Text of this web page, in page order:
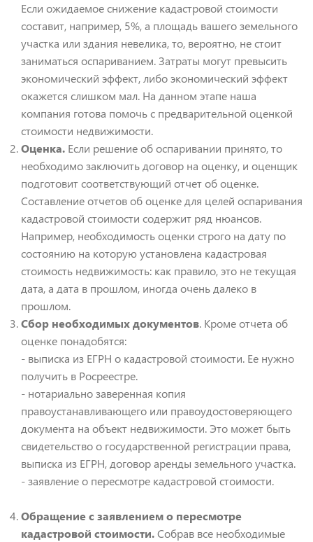
Если ожидаемое снижение кадастровой стоимости
составит, например, 5%, а площадь вашего земельного
участка или здания невелика, то, вероятно, не стоит
заниматься оспариванием. Затраты могут превысить
экономический эффект, либо экономический эффект
окажется слишком мал. На данном этапе наша
компания готова помочь с предварительной оценкой
стоимости недвижимости.
Оценка. Если решение об оспаривании принято, то
необходимо заключить договор на оценку, и оценщик
подготовит соответствующий отчет об оценке.
Составление отчетов об оценке для целей оспаривания
кадастровой стоимости содержит ряд нюансов.
Например, необходимость оценки строго на дату по
состоянию на которую установлена кадастровая
стоимость недвижимость: как правило, это не текущая
дата, а дата в прошлом, иногда очень далеко в
прошлом.
Сбор необходимых документов. Кроме отчета об
оценке понадобятся:
- выписка из ЕГРН о кадастровой стоимости. Ее нужно
получить в Росреестре.
- нотариально заверенная копия
правоустанавливающего или правоудостоверяющего
документа на объект недвижимости. Это может быть
свидетельство о государственной регистрации права,
выписка из ЕГРН, договор аренды земельного участка.
- заявление о пересмотре кадастровой стоимости.
Обращение с заявлением о пересмотре
кадастровой стоимости.Собрав все необходимые